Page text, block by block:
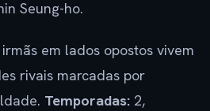
Seung-ho.
em lados opostos vivem
rivais marcadas por
Temporadas: 2,